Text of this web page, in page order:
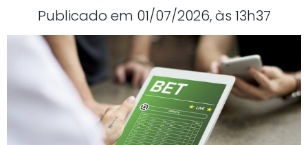
Publicado em 01/07/2026, às 13h37